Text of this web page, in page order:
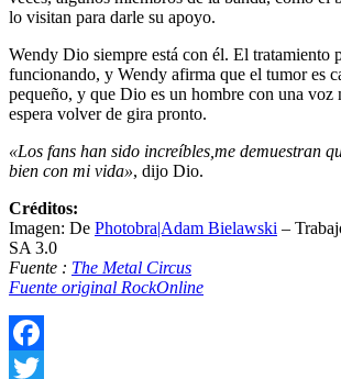
lo visitan para darle su apoyo.
Wendy Dio siempre está con él. El tratamiento
funcionando, y Wendy afirma que el tumor es
pequeño, y que Dio es un hombre con una voz
espera volver de gira pronto.
«Los fans han sido increíbles,me demuestran
bien con mi vida», dijo Dio.
Créditos:
Imagen: De Photobra|Adam Bielawski –
SA 3.0
Fuente : The Metal Circus
Fuente original RockOnline
Facebook